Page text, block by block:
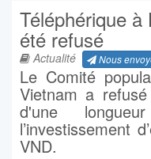
Téléphérique
été refusé
Actualité Nous
Le Comité
Vietnam a
d'une
l’investissement
VND.